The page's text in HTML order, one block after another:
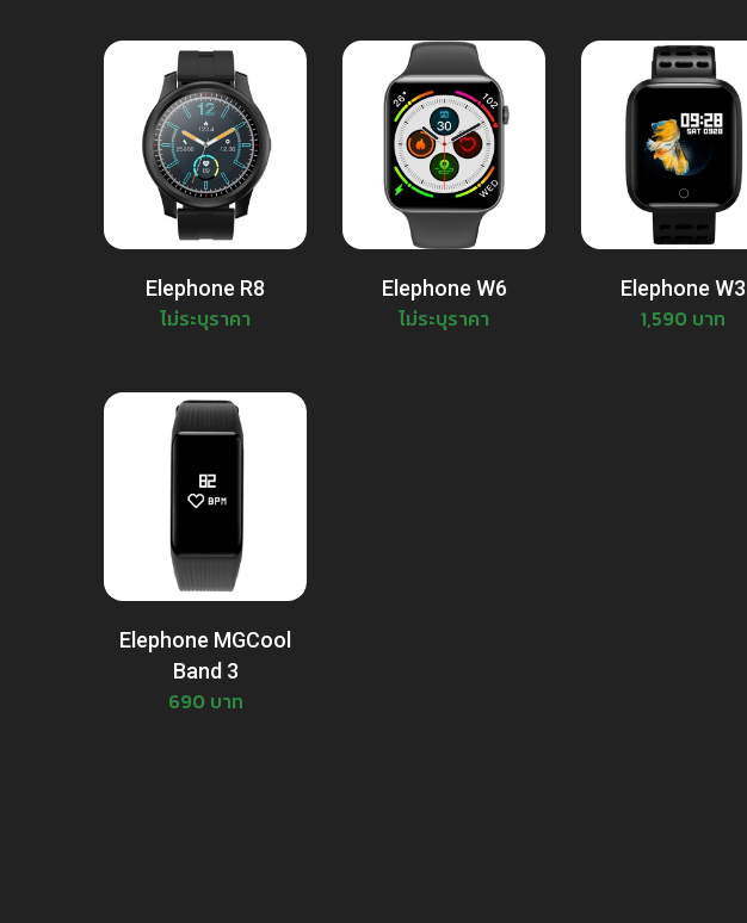
Elephone R8
ไม่ระบุราคา
Elephone W6
ไม่ระบุราคา
Elephone W3
1,590 บาท
Elephone MGCool
Band 3
690 บาท